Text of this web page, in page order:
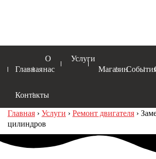
Главная
О
нас
Услуги
Магазин
Контакты
Главная › Услуги › Ремонт двигателя ›
цилиндров